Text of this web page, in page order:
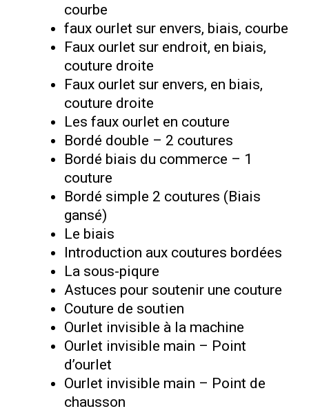
courbe
faux ourlet sur envers, biais, courbe
Faux ourlet sur endroit, en biais,
couture droite
Faux ourlet sur envers, en biais,
couture droite
Les faux ourlet en couture
Bordé double – 2 coutures
Bordé biais du commerce – 1
couture
Bordé simple 2 coutures (Biais
gansé)
Le biais
Introduction aux coutures bordées
La sous-piqure
Astuces pour soutenir une couture
Couture de soutien
Ourlet invisible à la machine
Ourlet invisible main – Point
d’ourlet
Ourlet invisible main – Point de
chausson